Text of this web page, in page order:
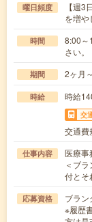
曜日頻度
【週
を増や
時間
8:00～
さい。
期間 2ヶ月
時給 時給
交
交通費
仕事内容
医療事
＜ブ
付とそ
応募資格
ブラン
※履歴